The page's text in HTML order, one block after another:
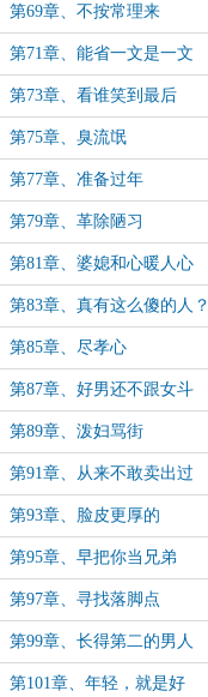
第69章、不按常理来
第71章、能省一文是一文
第73章、看谁笑到最后
第75章、臭流氓
第77章、准备过年
第79章、革除陋习
第81章、婆媳和心暖人心
第83章、真有这么傻的人？
第85章、尽孝心
第87章、好男还不跟女斗
第89章、泼妇骂街
第91章、从来不敢卖出过
第93章、脸皮更厚的
第95章、早把你当兄弟
第97章、寻找落脚点
第99章、长得第二的男人
第101章、年轻，就是好